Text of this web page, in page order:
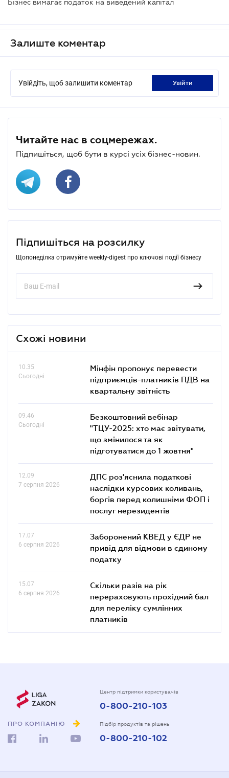
Бізнес вимагає податок на виведений капітал
Залиште коментар
Увійдіть, щоб залишити коментар увійти
Читайте нас в соцмережах.
Підпишіться, щоб бути в курсі усіх бізнес-новин.
Підпишіться на розсилку
Щопонеділка отримуйте weekly-digest про ключові події бізнесу
Схожі новини
10.35
Сьогодні
Мінфін пропонує перевести
підприємців-платників ПДВ на
квартальну звітність
09.46
Сьогодні
Безкоштовний вебінар
"ТЦУ-2025: хто має звітувати,
що змінилося та як
підготуватися до 1 жовтня"
12.09
7 серпня 2026
ДПС роз'яснила податкові
наслідки курсових коливань,
боргів перед колишніми ФОП і
послуг нерезидентів
17.07
6 серпня 2026
Заборонений КВЕД у ЄДР не
привід для відмови в єдиному
податку
15.07
6 серпня 2026
Скільки разів на рік
перераховують прохідний бал
для переліку сумлінних
платників
ПРО КОМПАНІЮ
Центр підтримки користувачів
0-800-210-103
Підбір продуктів та рішень
0-800-210-102